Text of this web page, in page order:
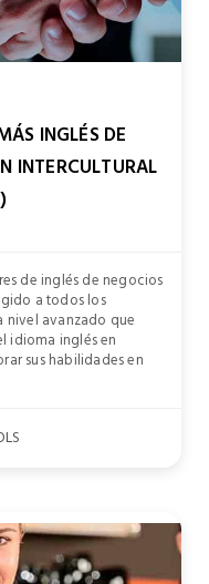
INGLÉS DE
INTERCULTURAL
de inglés de negocios
a todos los
nivel avanzado que
idioma inglés en
sus habilidades en